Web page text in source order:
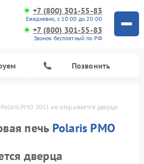
+7 (800) 301-55-83
Ежедневно, с 10:00 до 20:00
+7 (800) 301-55-83
Звонок бесплатный по РФ
Позвонить
PMO 2051 не открывается дверца
печь Polaris PMO
дверца